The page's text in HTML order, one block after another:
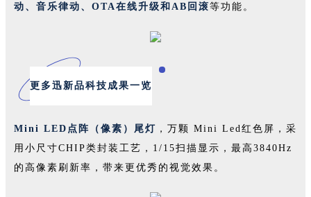
动、音乐律动、OTA在线升级和AB回滚等功能。
更多迅新品科技成果一览
Mini LED点阵（像素）尾灯 ，万颗 Mini Led红色屏，采
用小尺寸CHIP类封装工艺，1/15扫描显示，最高3840Hz
的高像素刷新率，带来更优秀的视觉效果。